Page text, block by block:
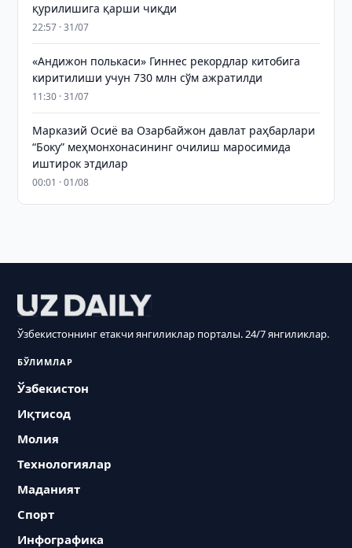
қурилишига қарши чиқди
22:57 · 31/07
«Андижон полькаси» Гиннес рекордлар китобига
киритилиши учун 730 млн сўм ажратилди
11:30 · 31/07
Марказий Осиё ва Озарбайжон давлат раҳбарлари
“Боку” меҳмонхонасининг очилиш маросимида
иштирок этдилар
00:01 · 01/08
Ўзбекистоннинг етакчи янгиликлар порталы. 24/7 янгиликлар.
БЎЛИМЛАР
Ўзбекистон
Иқтисод
Молия
Технологиялар
Маданият
Спорт
Инфографика